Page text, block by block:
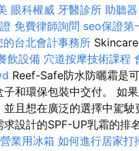
眼科權威 牙醫診所 助聽器
免費律師詢問 seo保證第
的台北會計事務所 Skincare
飲設備 穴道按摩技術課程
Reef-Safe防水防曬霜是
子和環保包裝中交付。 如
且想在廣泛的選擇中駕駛
設計的SPF-UP乳霜的排
營業用冰箱 如何進行居家打